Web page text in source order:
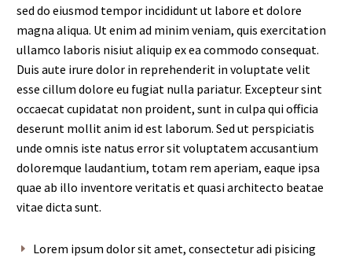
sed do eiusmod tempor incididunt ut labore et dolore
magna aliqua. Ut enim ad minim veniam, quis exercitation
ullamco laboris nisiut aliquip ex ea commodo consequat.
Duis aute irure dolor in reprehenderit in voluptate velit
esse cillum dolore eu fugiat nulla pariatur. Excepteur sint
occaecat cupidatat non proident, sunt in culpa qui officia
deserunt mollit anim id est laborum. Sed ut perspiciatis
unde omnis iste natus error sit voluptatem accusantium
doloremque laudantium, totam rem aperiam, eaque ipsa
quae ab illo inventore veritatis et quasi architecto beatae
vitae dicta sunt.
Lorem ipsum dolor sit amet, consectetur adi pisicing